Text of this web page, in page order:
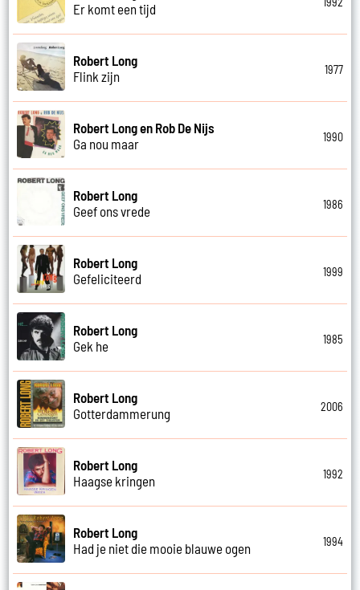
Er komt een tijd
Robert Long
Flink zijn
1977
Robert Long en Rob De Nijs
Ga nou maar
1990
Robert Long
Geef ons vrede
1986
Robert Long
Gefeliciteerd
1999
Robert Long
Gek he
1985
Robert Long
Gotterdammerung
2006
Robert Long
Haagse kringen
1992
Robert Long
Had je niet die mooie blauwe ogen
1994